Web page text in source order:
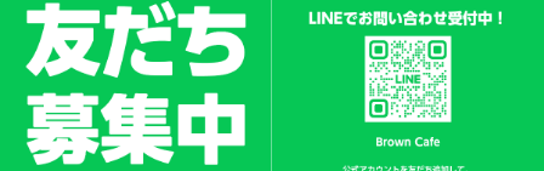
ゴルフ用語集 お問い合わせ
プライバシーポリシー サイトマップ